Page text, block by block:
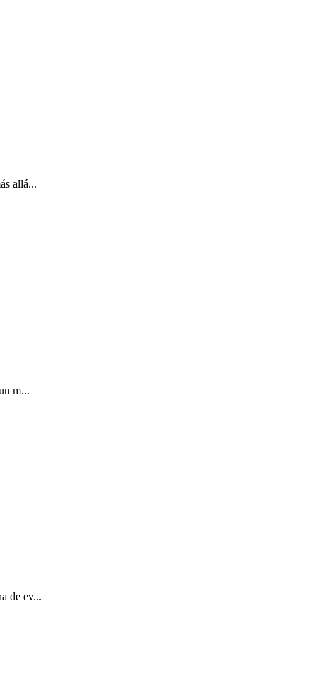
allá...
m...
de ev...